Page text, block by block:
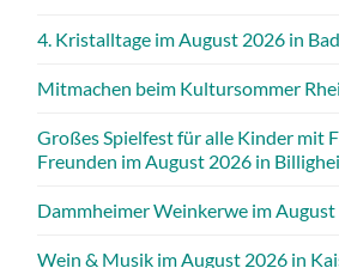
4. Kristalltage im August 2026 in
Mitmachen beim Kultursommer
Großes Spielfest für alle Kinder mit
Freunden im August 2026 in
Dammheimer Weinkerwe im
Wein & Musik im August 2026 in